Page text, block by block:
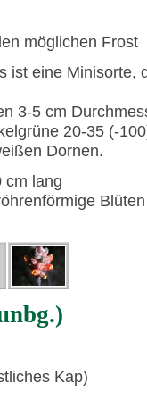
möglichen Frost
ist eine Minisorte,
3-5 cm
20-35 (-
Dornen.
cm lang
Kap)